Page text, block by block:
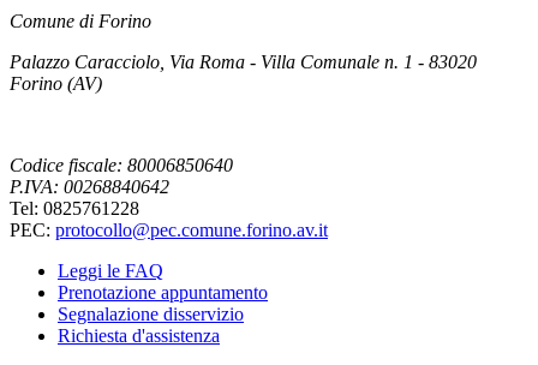
Comune di Forino
Palazzo Caracciolo, Via Roma - Villa Comunale n. 1 - 83020
Forino (AV)
Codice fiscale: 80006850640
P.IVA: 00268840642
Tel: 0825761228
PEC: protocollo@pec.comune.forino.av.it
Leggi le FAQ
Prenotazione appuntamento
Segnalazione disservizio
Richiesta d'assistenza